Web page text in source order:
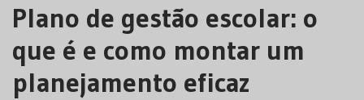
Plano de gestão escolar: o
que é e como montar um
planejamento eficaz